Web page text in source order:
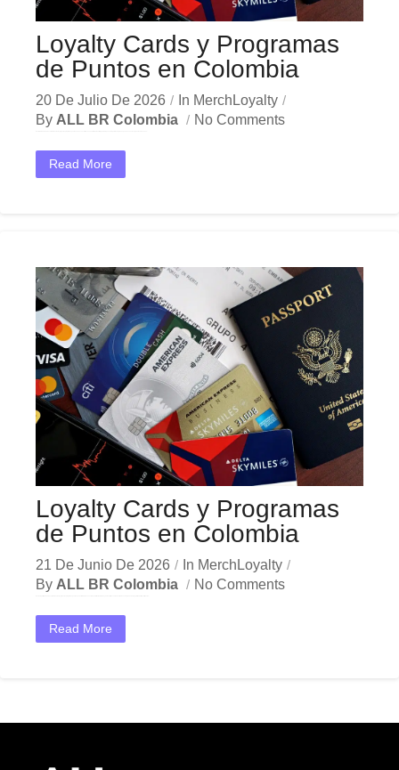
Loyalty Cards y Programas
de Puntos en Colombia
20 De Julio De 2026 In MerchLoyalty
By ALL BR Colombia No Comments
Read More
Loyalty Cards y Programas
de Puntos en Colombia
21 De Junio De 2026 In MerchLoyalty
By ALL BR Colombia No Comments
Read More